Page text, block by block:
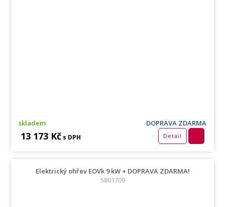
skladem DOPRAVA ZDARMA
13 173 Kč s DPH Detail
Elektrický ohřev EOVk 9 kW + DOPRAVA ZDARMA!
5801709